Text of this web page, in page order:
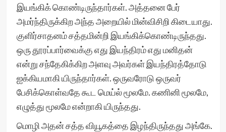
இயங்கிக் கொண்டிருந்தார்கள். அத்தனை பேர்
அமர்ந்திருக்கிற அந்த அறையில் மின்விசிறி கிடையாது.
குளிர்சாதனம் சத்தமின்றி இயங்கிக்கொண்டிருந்தது.
ஒரு தூரப்பார்வைக்கு எது இயந்திரம் எது மனிதன்
என்று சந்தேகிக்கிற அளவு அவர்கள் இயந்திரத்தோடு
ஐக்கியமாகி யிருந்தார்கள். ஒருவரோடு ஒருவர்
பேசிக்கொள்வதே கூட மெய்ல் மூலமே. கணினி மூலமே,
எழுத்து மூலமே என்றாகி யிருந்தது.
மொழி அதன் சத்த வியூகத்தை இழந்திருந்தது அங்கே.